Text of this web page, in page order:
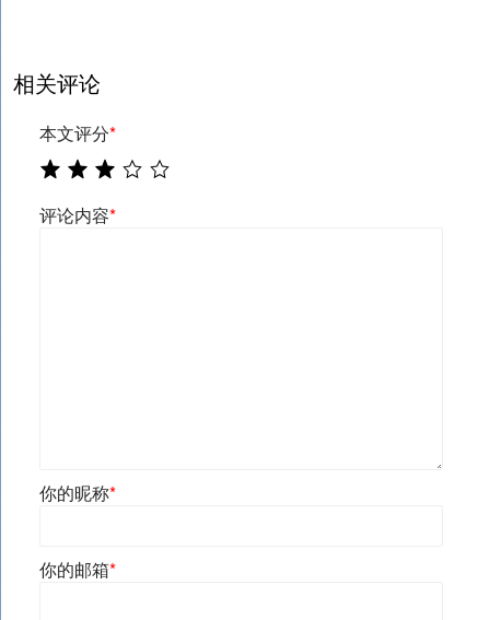
相关评论
本文评分*
评论内容*
你的昵称*
你的邮箱*